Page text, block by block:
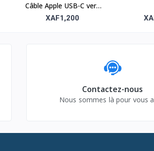
Câble Apple USB-C vers
Lightning (1m) – Rapide
XAF1,200
Contactez-nous
Nous sommes là pour vous